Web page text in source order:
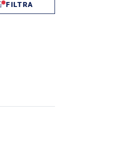
FILTRI APPLICATI
FILTRA